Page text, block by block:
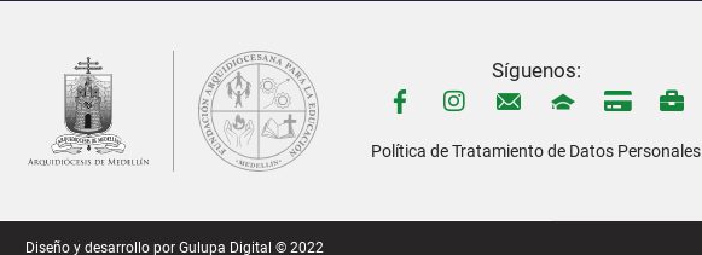
Síguenos:
Política de Tratamiento de Datos Personales
Diseño y desarrollo por Gulupa Digital © 2022